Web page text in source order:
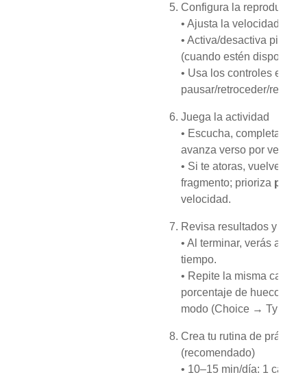
Configura la reproducción
• Ajusta la velocidad si lo
• Activa/desactiva pistas
(cuando estén
• Usa los controles en
pausar/retroceder/repetir
Juega la actividad
• Escucha, completa los
avanza verso por verso.
• Si te atoras, vuelve a
fragmento; prioriza
velocidad.
Revisa resultados y repite
• Al terminar, verás
tiempo.
• Repite la misma
porcentaje de huecos o
modo (Choice → Typing).
Crea tu rutina de práctica
(recomendado)
• 10–15 min/día: 1